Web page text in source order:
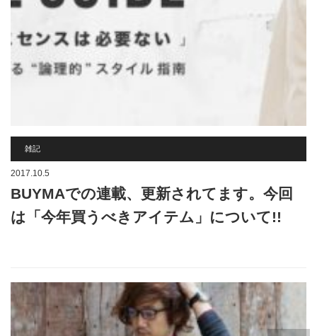
雑記
2017.10.5
BUYMAでの連載、更新されてます。今回
は「今年買うべきアイテム」について!!